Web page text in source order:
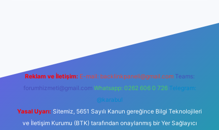
Reklam ve İletişim: E-mail: backlinkpaneli@gmail.com Teams:
forumhizmeti@gmail.com Whatsapp: 0262 606 0 726 Telegram:
@karabul
Yasal Uyarı: Sitemiz, 5651 Sayılı Kanun gereğince Bilgi Teknolojileri
ve İletişim Kurumu (BTK) tarafından onaylanmış bir Yer Sağlayıcı